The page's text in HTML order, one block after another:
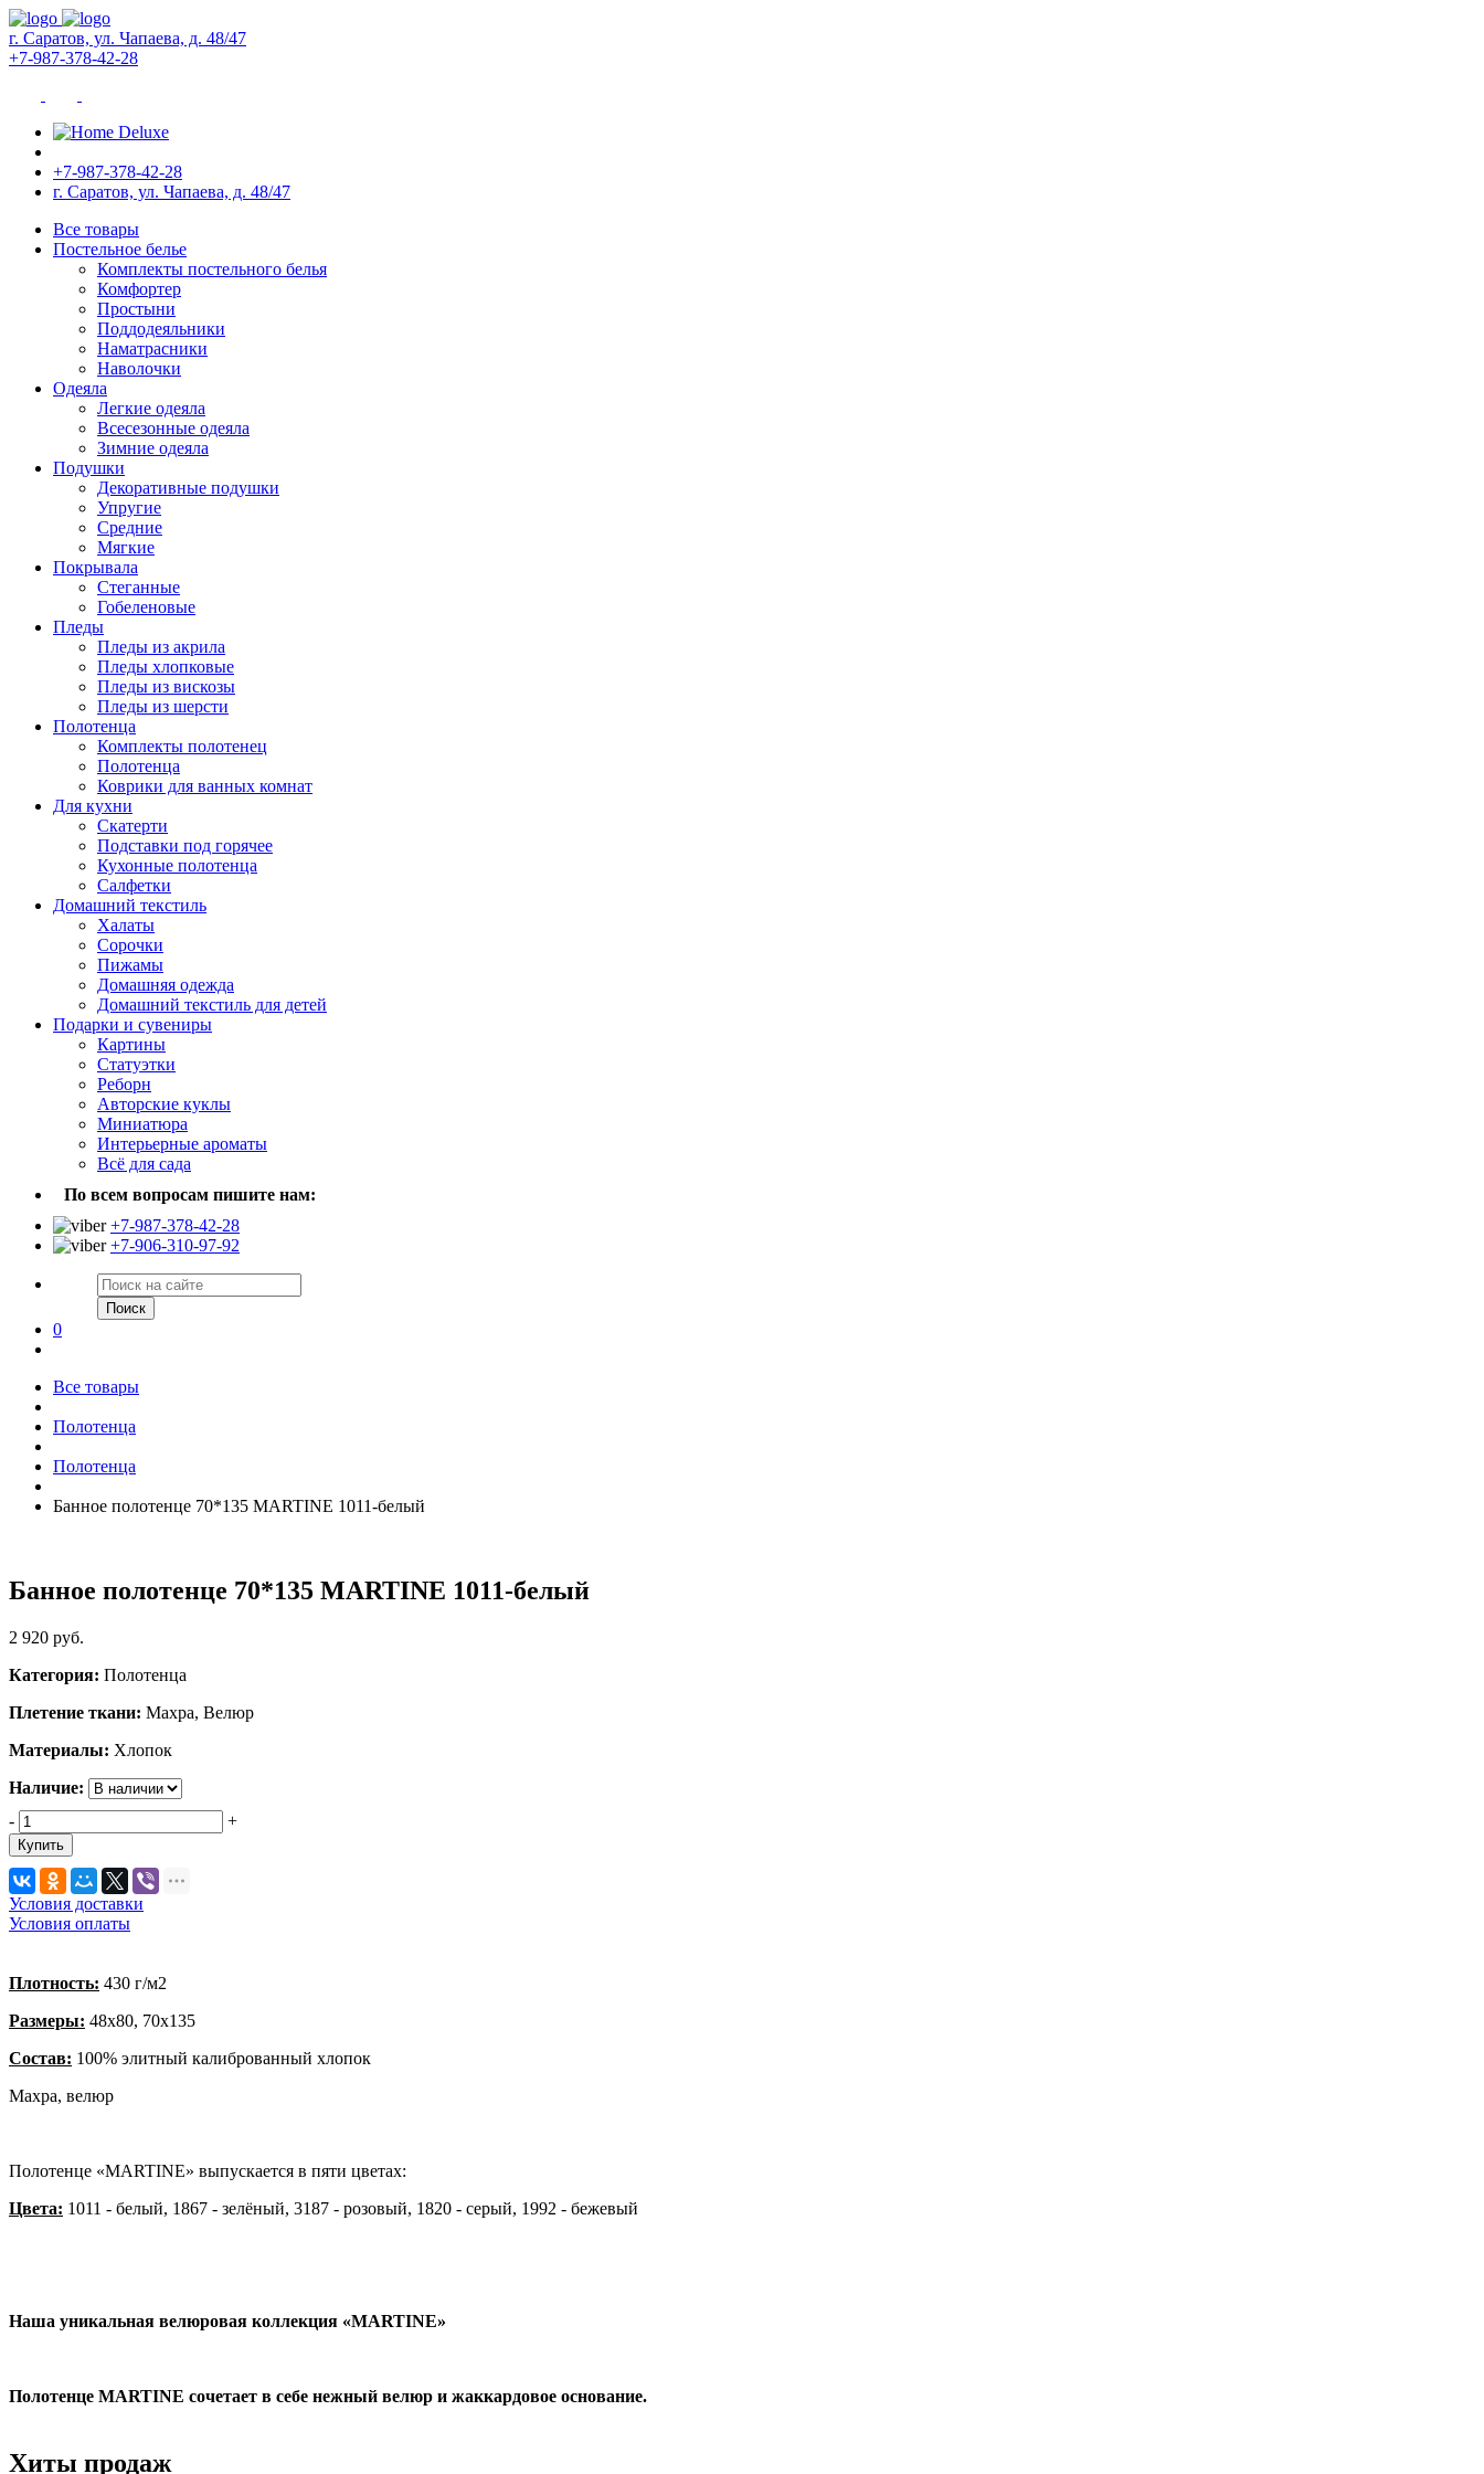
г. Саратов, ул. Чапаева, д. 48/47
+7-987-378-42-28
+7-987-378-42-28
г. Саратов, ул. Чапаева, д. 48/47
Все товары
Постельное белье
Комплекты постельного белья
Комфортер
Простыни
Поддодеяльники
Наматрасники
Наволочки
Одеяла
Легкие одеяла
Всесезонные одеяла
Зимние одеяла
Подушки
Декоративные подушки
Упругие
Средние
Мягкие
Покрывала
Стеганные
Гобеленовые
Пледы
Пледы из акрила
Пледы хлопковые
Пледы из вискозы
Пледы из шерсти
Полотенца
Комплекты полотенец
Полотенца
Коврики для ванных комнат
Для кухни
Скатерти
Подставки под горячее
Кухонные полотенца
Салфетки
Домашний текстиль
Халаты
Сорочки
Пижамы
Домашняя одежда
Домашний текстиль для детей
Подарки и сувениры
Картины
Статуэтки
Реборн
Авторские куклы
Миниатюра
Интерьерные ароматы
Всё для сада
По всем вопросам пишите нам:
+7-987-378-42-28
+7-906-310-97-92
Поиск
0
Все товары
Полотенца
Полотенца
Банное полотенце 70*135 MARTINE 1011-белый
Банное полотенце 70*135 MARTINE 1011-белый
2 920 руб.
Категория: Полотенца
Плетение ткани: Махра, Велюр
Материалы: Хлопок
Наличие:
-
+
Купить
Условия доставки
Условия оплаты
Плотность: 430 г/м2
Размеры: 48х80, 70х135
Состав: 100% элитный калиброванный хлопок
Махра, велюр
Полотенце «MARTINE» выпускается в пяти цветах:
Цвета: 1011 - белый, 1867 - зелёный, 3187 - розовый, 1820 - серый, 1992 - бежевый
Наша уникальная велюровая коллекция «MARTINE»
Полотенце MARTINE сочетает в себе нежный велюр и жаккардовое основание.
Хиты продаж